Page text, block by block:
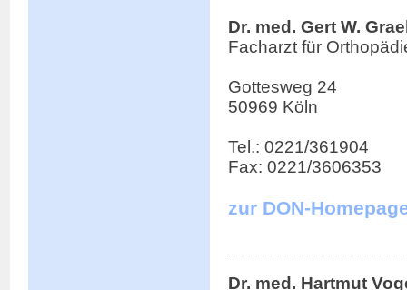
Dr. med. Gert W.
Facharzt für
Gottesweg 24
50969 Köln
Tel.: 0221/361904
Fax: 0221/3606353
zur DON-
Dr. med. Hartmut